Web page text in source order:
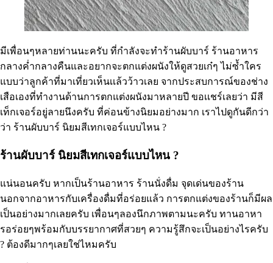
มีเพื่อนๆหลายท่านนะครับ ที่กำลังจะทำร้านผับบาร์ ร้านอาหาร
กลางค่ำกลางคืนและอยากจะตกแต่งผนังให้ดูสวยเก๋ๆ ไม่ซ้ำใคร
แบบว่าลูกค้าที่มาเที่ยวเห็นเเล้วว้าวเลย จากประสบการณ์ของช่าง
เสือเองที่ทำงานด้านการตกแต่งผนังมาหลายปี ขอเเชร์เลยว่า มีสี
เท็กเจอร์อยู่ลายนึงครับ ที่ค่อนข้างนิยมอย่างมาก เราไปดูกันดีกว่า
ว่า ร้านผับบาร์ นิยมสีเทกเจอร์แบบไหน ?
ร้านผับบาร์ นิยมสีเทกเจอร์แบบไหน ?
แน่นอนครับ หากเป็นร้านอาหาร ร้านนั่งดื่ม จุดเด่นของร้าน
นอกจากอาหารกับเครื่องดื่มที่อร่อยแล้ว การตกแต่งของร้านก็มีผล
เป็นอย่างมากเลยครับ เพื่อนๆลองนึกภาพตามนะครับ ทานอาหา
รอร่อยๆพร้อมกับบรรยากาศที่สวยๆ ความรู้สึกจะเป็นอย่างไรครับ
? ต้องดีมากๆเลยใช่ไหมครับ